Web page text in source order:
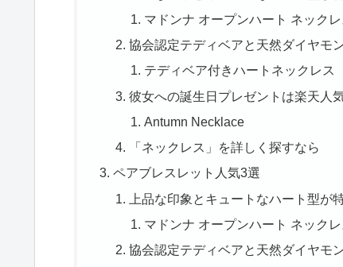
マドンナ オープンハート ネックレ
協会認定テディベアと天然ダイヤモ
テディベア付きハートネックレス
彼女への誕生日プレゼントは楽天人
Antumn Necklace
「ネックレス」を詳しく探すなら
ペアブレスレット人気3選
上品な印象とキュートなハート型が
マドンナ オープンハート ネックレ
協会認定テディベアと天然ダイヤモ